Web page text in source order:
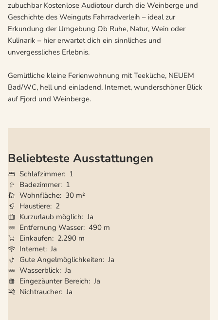
zubuchbar Kostenlose Audiotour durch die Weinberge und
Geschichte des Weinguts Fahrradverleih – ideal zur
Erkundung der Umgebung Ob Ruhe, Natur, Wein oder
Kulinarik – hier erwartet dich ein sinnliches und
unvergessliches Erlebnis.
Gemütliche kleine Ferienwohnung mit Teeküche, NEUEM
Bad/WC, hell und einladend, Internet, wunderschöner Blick
auf Fjord und Weinberge.
Beliebteste Ausstattungen
Schlafzimmer 1
Badezimmer 1
Wohnfläche 30 m²
Haustiere 2
Kurzurlaub möglich Ja
Entfernung Wasser 490 m
Einkaufen
2.290 m
Internet Ja
Gute Angelmöglichkeiten Ja
Wasserblick Ja
Eingezäunter Bereich Ja
Nichtraucher Ja